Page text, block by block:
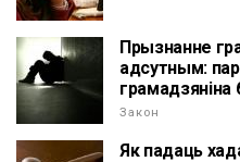
Прызнанне
адсутным:
Закон
Як падаць